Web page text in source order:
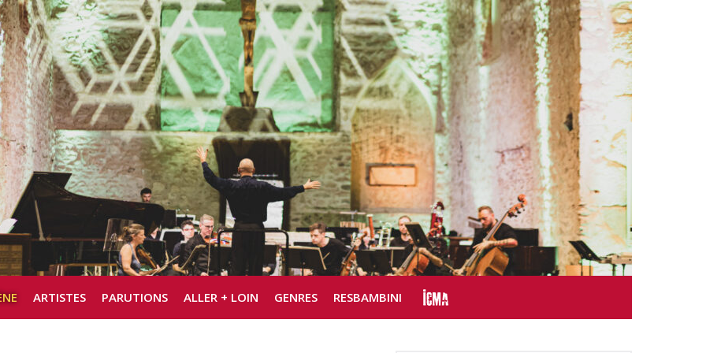
ARTISTES PARUTIONS ALLER + LOIN GENRES RESBAMBINI